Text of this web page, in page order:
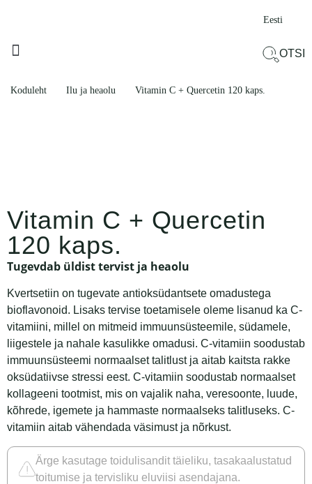
Eesti
OTSI
Koduleht Ilu ja heaolu Vitamin C + Quercetin 120 kaps.
Vitamin C + Quercetin
120 kaps.
Tugevdab üldist tervist ja heaolu
Kvertsetiin on tugevate antioksüdantsete omadustega
bioflavonoid. Lisaks tervise toetamisele oleme lisanud ka C-
vitamiini, millel on mitmeid immuunsüsteemile, südamele,
liigestele ja nahale kasulikke omadusi. C-vitamiin soodustab
immuunsüsteemi normaalset talitlust ja aitab kaitsta rakke
oksüdatiivse stressi eest. C-vitamiin soodustab normaalset
kollageeni tootmist, mis on vajalik naha, veresoonte, luude,
kõhrede, igemete ja hammaste normaalseks talitluseks. C-
vitamiin aitab vähendada väsimust ja nõrkust.
Ärge kasutage toidulisandit täieliku, tasakaalustatud
toitumise ja tervisliku eluviisi asendajana.